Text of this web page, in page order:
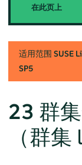
在此页上
适用范围 SUSE
SP5
23 群
（群集